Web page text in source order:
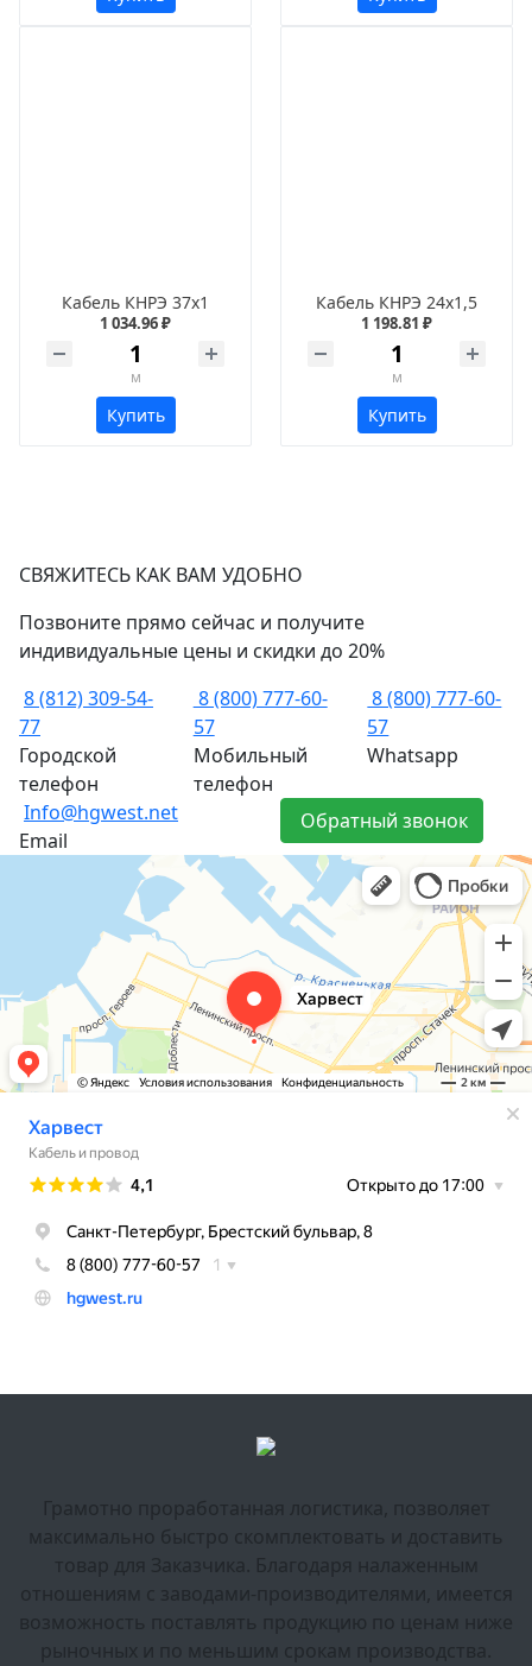
Кабель КНРЭ 37х1
1 034.96 ₽
м
Купить
Кабель КНРЭ 24х1,5
1 198.81 ₽
м
Купить
СВЯЖИТЕСЬ КАК ВАМ УДОБНО
Позвоните прямо сейчас и получите
индивидуальные цены и скидки до 20%
8 (812) 309-54-
77
Городской
телефон
8 (800) 777-60-
57
Мобильный
телефон
8 (800) 777-60-
57
Whatsapp
Info@hgwest.net
Email
Обратный звонок
Грамотно проработанная логистика, позволяет
максимально быстро скомплектовать и доставить
товар для Заказчика. Благодаря налаженным
отношениям с заводами-производителями, имеется
возможность поставлять продукцию по ценам ниже
рыночных и по меньшим срокам производства.